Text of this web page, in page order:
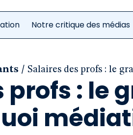
Notre critique des médias
/ Salaires des profs : le
profs : le